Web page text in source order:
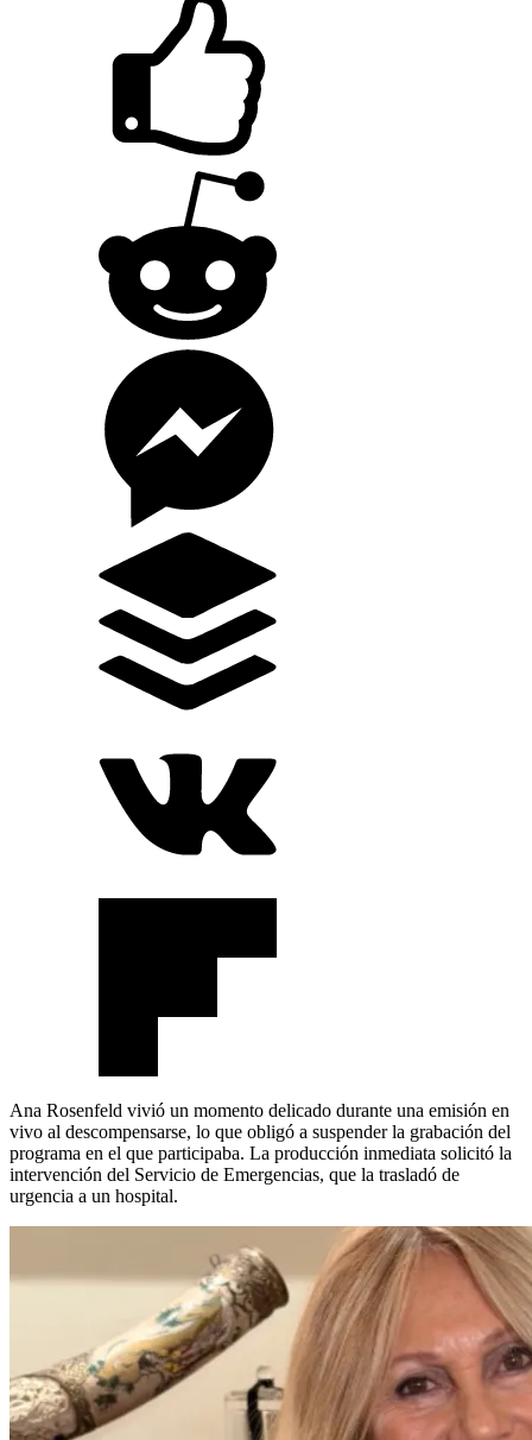
Ana Rosenfeld vivió un momento delicado durante una emisión en
vivo al descompensarse, lo que obligó a suspender la grabación del
programa en el que participaba. La producción inmediata solicitó la
intervención del Servicio de Emergencias, que la trasladó de
urgencia a un hospital.